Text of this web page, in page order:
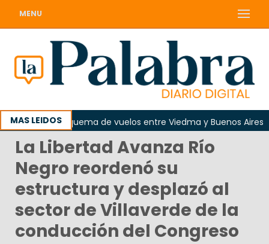
MENU
MAS LEIDOS
nuevo esquema de vuelos entre Viedma y Buenos Aires
La Libertad Avanza Río
Negro reordenó su
estructura y desplazó al
sector de Villaverde de la
conducción del Congreso